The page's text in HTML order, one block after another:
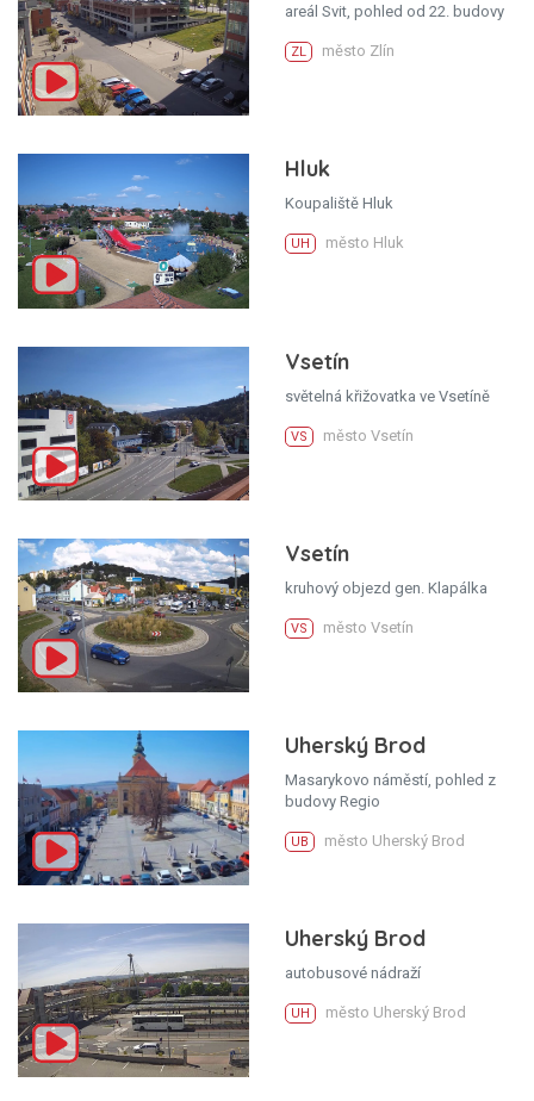
areál Svit, pohled od 22. budovy
ZL město Zlín
Hluk
Koupaliště Hluk
UH město Hluk
Vsetín
světelná křižovatka ve Vsetíně
VS město Vsetín
Vsetín
kruhový objezd gen. Klapálka
VS město Vsetín
Uherský Brod
Masarykovo náměstí, pohled z
budovy Regio
UB město Uherský Brod
Uherský Brod
autobusové nádraží
UH město Uherský Brod